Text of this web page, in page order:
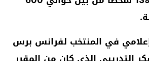
في المنتخب لفرانس برس